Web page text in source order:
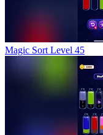
Magic Sort Level 45